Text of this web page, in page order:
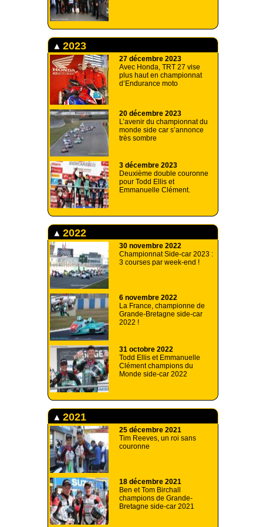
2023
27 décembre 2023
Avec Honda, TRT 27 vise
plus haut en championnat
d’Endurance moto
20 décembre 2023
L’avenir du championnat du
monde side car s’annonce
très sombre
3 décembre 2023
Deuxième double couronne
pour Todd Ellis et
Emmanuelle Clément.
2022
30 novembre 2022
Championnat Side-car 2023 :
3 courses par week-end !
6 novembre 2022
La France, championne de
Grande-Bretagne side-car
2022 !
31 octobre 2022
Todd Ellis et Emmanuelle
Clément champions du
Monde side-car 2022
2021
25 décembre 2021
Tim Reeves, un roi sans
couronne
18 décembre 2021
Ben et Tom Birchall
champions de Grande-
Bretagne side-car 2021